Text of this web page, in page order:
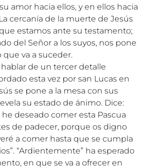
amor hacia ellos, y en ellos hacia
cercanía de la muerte de Jesús
estamos ante su testamento;
del Señor a los suyos, nos pone
que va a suceder.
de un tercer detalle
esta vez por san Lucas en
se pone a la mesa con sus
su estado de ánimo. Dice:
deseado comer esta Pascua
de padecer, porque os digno
a comer hasta que se cumpla
“Ardientemente” ha esperado
en que se va a ofrecer en